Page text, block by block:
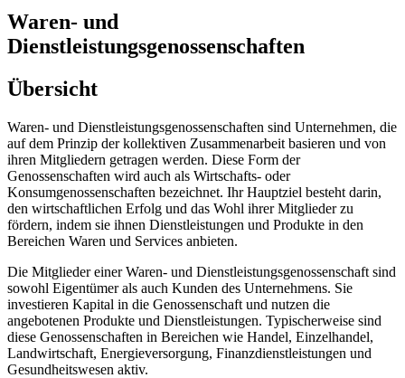
Waren- und
Dienstleistungsgenossenschaften
Übersicht
Waren- und Dienstleistungsgenossenschaften sind Unternehmen, die
auf dem Prinzip der kollektiven Zusammenarbeit basieren und von
ihren Mitgliedern getragen werden. Diese Form der
Genossenschaften wird auch als Wirtschafts- oder
Konsumgenossenschaften bezeichnet. Ihr Hauptziel besteht darin,
den wirtschaftlichen Erfolg und das Wohl ihrer Mitglieder zu
fördern, indem sie ihnen Dienstleistungen und Produkte in den
Bereichen Waren und Services anbieten.
Die Mitglieder einer Waren- und Dienstleistungsgenossenschaft sind
sowohl Eigentümer als auch Kunden des Unternehmens. Sie
investieren Kapital in die Genossenschaft und nutzen die
angebotenen Produkte und Dienstleistungen. Typischerweise sind
diese Genossenschaften in Bereichen wie Handel, Einzelhandel,
Landwirtschaft, Energieversorgung, Finanzdienstleistungen und
Gesundheitswesen aktiv.